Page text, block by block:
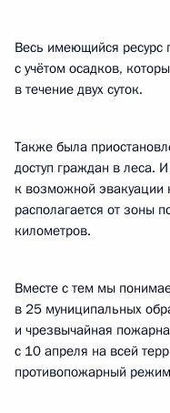
Весь имеющийся ресурс
с учётом осадков,
в течение двух суток.
Также была
доступ граждан в леса.
к возможной эвакуации
располагается от зоны
километров.
Вместе с тем мы
в 25 муниципальных
и чрезвычайная
с 10 апреля на всей
противопожарный